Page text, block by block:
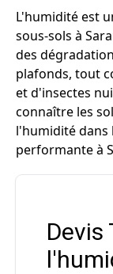
L'humidité est
sous-sols à
des
plafonds, tout
et d'insectes
connaître les
l'humidité dans
performante à